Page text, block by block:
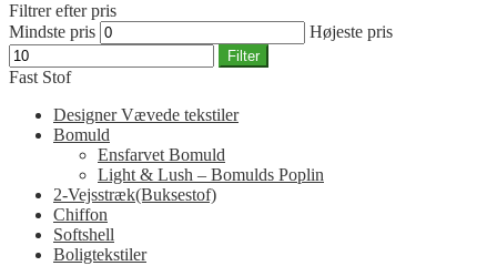
Filtrer efter pris
Mindste pris
Højeste pris
Filter
Fast Stof
Designer Vævede tekstiler
Bomuld
Ensfarvet Bomuld
Light & Lush – Bomulds Poplin
2-Vejsstræk(Buksestof)
Chiffon
Softshell
Boligtekstiler